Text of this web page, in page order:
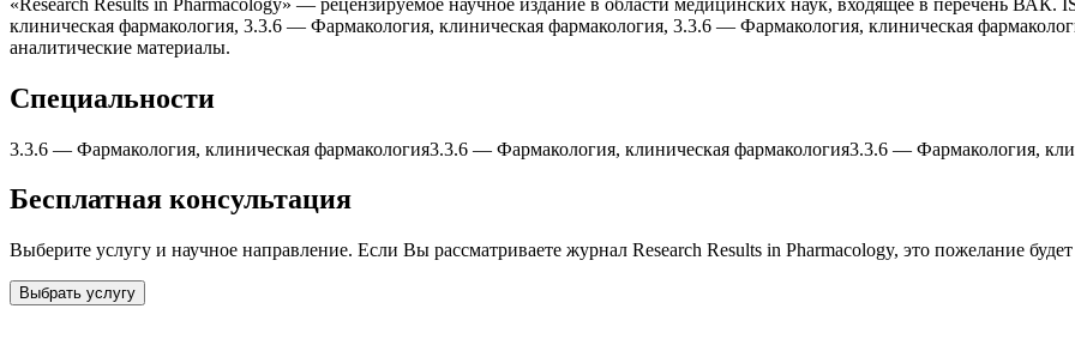
клиническая фармакология, 3.3.6 — Фармакология, клиническая фармакология, 3.3.6 — Фармакология, клиническая
аналитические материалы.
Специальности
3.3.6 — Фармакология, клиническая фармакология3.3.6 — Фармакология, клиническая фармакология3.3.6 — Фармакология,
Бесплатная консультация
Выберите услугу и научное направление. Если Вы рассматриваете журнал Research Results in Pharmacology, это пожелание
Выбрать услугу